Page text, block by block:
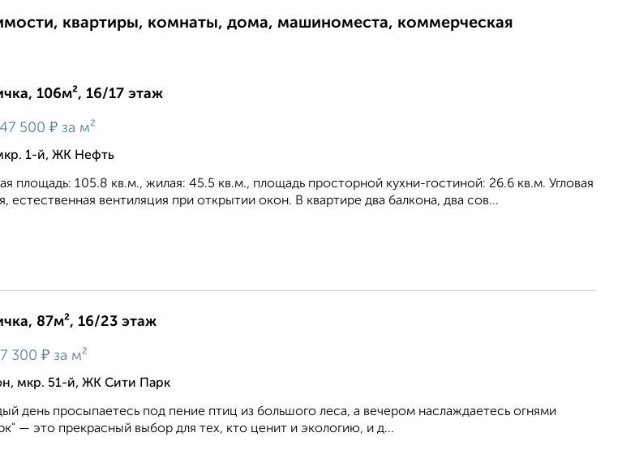
квартиры, комнаты, дома, машиноместа, коммерческая
106м², 16/17 этаж
500 ₽ за м²
1-й, ЖК Нефть
площадь: 105.8 кв.м., жилая: 45.5 кв.м., площадь просторной кухни-гостиной: 26.6 кв.м. Угловая
естественная вентиляция при открытии окон. В квартире два балкона, два сов...
87м², 16/23 этаж
300 ₽ за м²
мкр. 51-й, ЖК Сити Парк
день просыпаетесь под пение птиц из большого леса, а вечером наслаждаетесь огнями
— это прекрасный выбор для тех, кто ценит и экологию, и д...